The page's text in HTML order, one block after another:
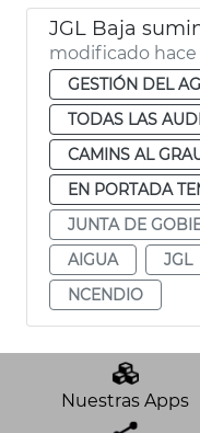
modificado hace
GESTIÓN DEL
TODAS LAS
CAMINS AL
EN PORTADA
JUNTA DE
AIGUA
JGL
NCENDIO
Nuestras Apps